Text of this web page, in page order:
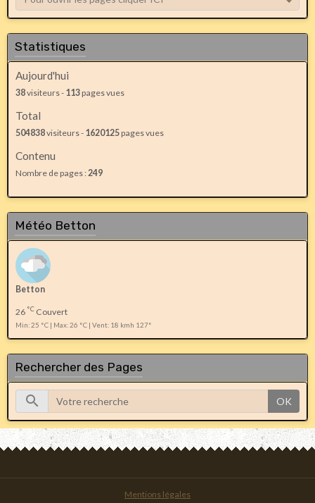
Statistiques
Aujourd'hui
38visiteurs - 113pages vues
Total
504838visiteurs - 1620125pages vues
Contenu
Nombre de pages : 249
Météo Betton
Betton
26 °C Couvert
Min: 25 °C | Max: 26 °C | Vent: 18 kmh 127°
Rechercher des Pages
OK
Mentions légales